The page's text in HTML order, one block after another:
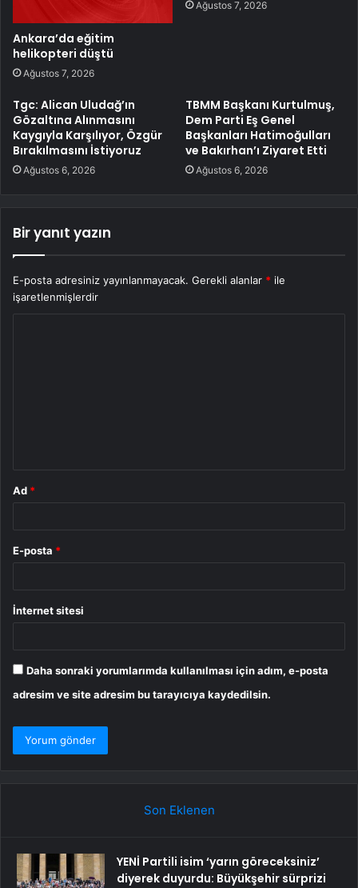
Ankara’da eğitim
helikopteri düştü
Ağustos 7, 2026
Ağustos 7, 2026
Tgc: Alican Uludağ’ın
Gözaltına Alınmasını
Kaygıyla Karşılıyor, Özgür
Bırakılmasını İstiyoruz
Ağustos 6, 2026
TBMM Başkanı Kurtulmuş,
Dem Parti Eş Genel
Başkanları Hatimoğulları
ve Bakırhan’ı Ziyaret Etti
Ağustos 6, 2026
Bir yanıt yazın
E-posta adresiniz yayınlanmayacak. Gerekli alanlar * ile
işaretlenmişlerdir
Ad *
E-posta *
İnternet sitesi
Daha sonraki yorumlarımda kullanılması için adım, e-posta
adresim ve site adresim bu tarayıcıya kaydedilsin.
Son Eklenen
YENİ Partili isim ‘yarın göreceksiniz’
diyerek duyurdu: Büyükşehir sürprizi